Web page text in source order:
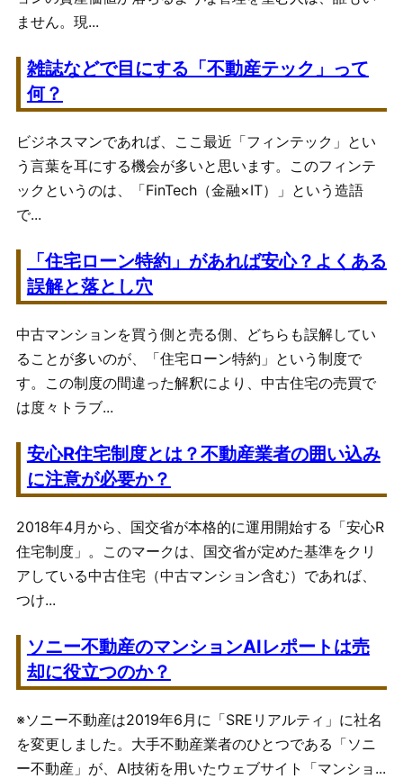
ません。現...
雑誌などで目にする「不動産テック」って
何？
ビジネスマンであれば、ここ最近「フィンテック」とい
う言葉を耳にする機会が多いと思います。このフィンテ
ックというのは、「FinTech（金融×IT）」という造語
で...
「住宅ローン特約」があれば安心？よくある
誤解と落とし穴
中古マンションを買う側と売る側、どちらも誤解してい
ることが多いのが、「住宅ローン特約」という制度で
す。この制度の間違った解釈により、中古住宅の売買で
は度々トラブ...
安心R住宅制度とは？不動産業者の囲い込み
に注意が必要か？
2018年4月から、国交省が本格的に運用開始する「安心R
住宅制度」。このマークは、国交省が定めた基準をクリ
アしている中古住宅（中古マンション含む）であれば、
つけ...
ソニー不動産のマンションAIレポートは売
却に役立つのか？
※ソニー不動産は2019年6月に「SREリアルティ」に社名
を変更しました。大手不動産業者のひとつである「ソニ
ー不動産」が、AI技術を用いたウェブサイト「マンショ...